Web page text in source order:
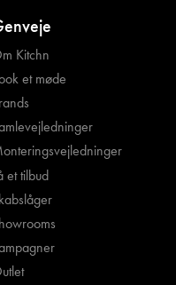
Kitchn
et møde
et tilbud